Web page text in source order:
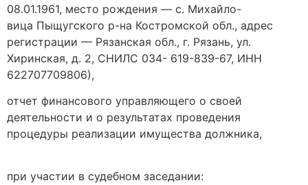
08.01.1961, место рождения — с. Михайло-
вица Пыщугского р-на Костромской обл., адрес
регистрации — Рязанская обл., г. Рязань, ул.
Хиринская, д. 2, СНИЛС 034- 619-839-67, ИНН
622707709806),
отчет финансового управляющего о своей
деятельности и о результатах проведения
процедуры реализации имущества должника,
при участии в судебном заседании: